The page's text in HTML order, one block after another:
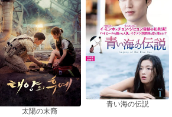
太陽の末裔
青い海の伝説